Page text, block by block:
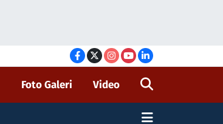
Foto Galeri Video